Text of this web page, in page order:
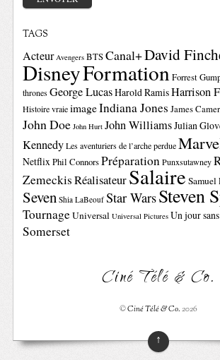
TAGS
Acteur Avengers BTSCanal+David
DisneyFormationForrest
thrones George LucasHarold RamisHarrison
Histoire vraie imageIndiana Jones James
John Doe John Hurt John WilliamsJulian
Kennedy Les aventuriers de l’arche perdue
NetflixPhil ConnorsPréparation Punxsutawney
ZemeckisRéalisateurSalaire Samuel
Seven Shia LaBeouf Star WarsSteven
TournageUniversal Universal Pictures Un jour
Somerset
Ciné Télé & Co.
©Ciné Télé & Co.2026
↑